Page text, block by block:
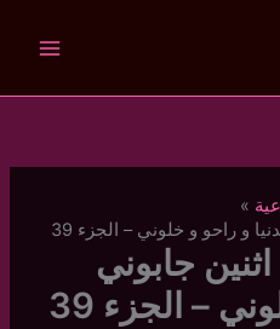
و راحو و خلوني – الجزء 39
جابوني
– الجزء 39